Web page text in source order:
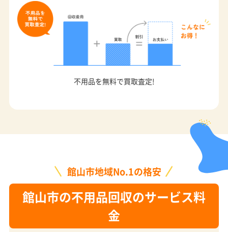
不用品を無料で買取査定!
館山市地域No.1の格安
館山市の不用品回収のサービス料
金